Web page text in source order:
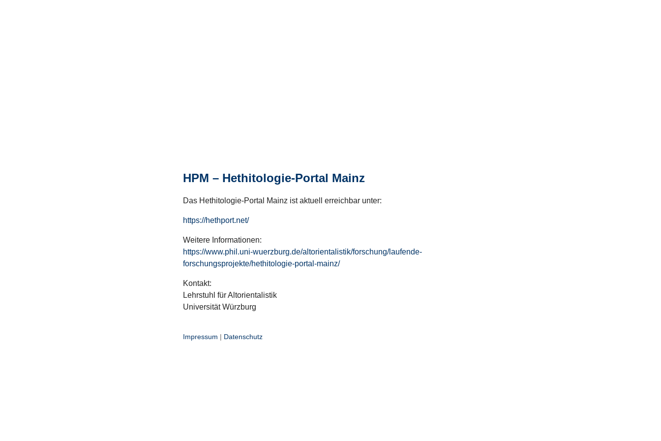
HPM – Hethitologie-Portal Mainz
Das Hethitologie-Portal Mainz ist aktuell erreichbar unter:
https://hethport.net/
Weitere Informationen:
https://www.phil.uni-wuerzburg.de/altorientalistik/forschung/laufende-
forschungsprojekte/hethitologie-portal-mainz/
Kontakt:
Lehrstuhl für Altorientalistik
Universität Würzburg
Impressum | Datenschutz